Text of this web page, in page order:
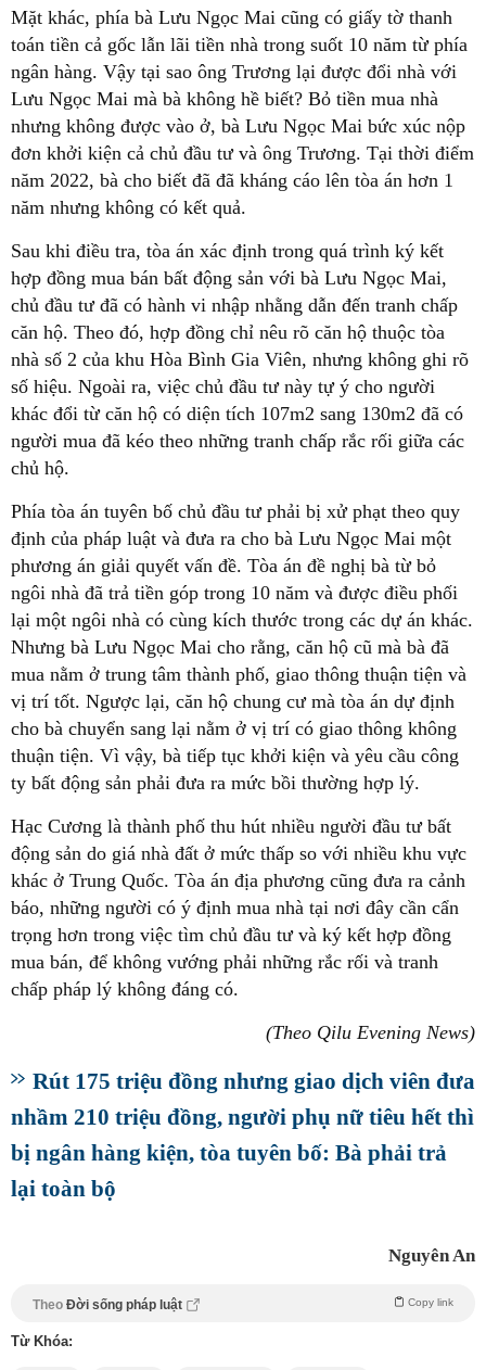
Mặt khác, phía bà Lưu Ngọc Mai cũng có giấy tờ thanh
toán tiền cả gốc lẫn lãi tiền nhà trong suốt 10 năm từ phía
ngân hàng. Vậy tại sao ông Trương lại được đổi nhà với
Lưu Ngọc Mai mà bà không hề biết? Bỏ tiền mua nhà
nhưng không được vào ở, bà Lưu Ngọc Mai bức xúc nộp
đơn khởi kiện cả chủ đầu tư và ông Trương. Tại thời điểm
năm 2022, bà cho biết đã đã kháng cáo lên tòa án hơn 1
năm nhưng không có kết quả.
Sau khi điều tra, tòa án xác định trong quá trình ký kết
hợp đồng mua bán bất động sản với bà Lưu Ngọc Mai,
chủ đầu tư đã có hành vi nhập nhằng dẫn đến tranh chấp
căn hộ. Theo đó, hợp đồng chỉ nêu rõ căn hộ thuộc tòa
nhà số 2 của khu Hòa Bình Gia Viên, nhưng không ghi rõ
số hiệu. Ngoài ra, việc chủ đầu tư này tự ý cho người
khác đổi từ căn hộ có diện tích 107m2 sang 130m2 đã có
người mua đã kéo theo những tranh chấp rắc rối giữa các
chủ hộ.
Phía tòa án tuyên bố chủ đầu tư phải bị xử phạt theo quy
định của pháp luật và đưa ra cho bà Lưu Ngọc Mai một
phương án giải quyết vấn đề. Tòa án đề nghị bà từ bỏ
ngôi nhà đã trả tiền góp trong 10 năm và được điều phối
lại một ngôi nhà có cùng kích thước trong các dự án khác.
Nhưng bà Lưu Ngọc Mai cho rằng, căn hộ cũ mà bà đã
mua nằm ở trung tâm thành phố, giao thông thuận tiện và
vị trí tốt. Ngược lại, căn hộ chung cư mà tòa án dự định
cho bà chuyển sang lại nằm ở vị trí có giao thông không
thuận tiện. Vì vậy, bà tiếp tục khởi kiện và yêu cầu công
ty bất động sản phải đưa ra mức bồi thường hợp lý.
Hạc Cương là thành phố thu hút nhiều người đầu tư bất
động sản do giá nhà đất ở mức thấp so với nhiều khu vực
khác ở Trung Quốc. Tòa án địa phương cũng đưa ra cảnh
báo, những người có ý định mua nhà tại nơi đây cần cẩn
trọng hơn trong việc tìm chủ đầu tư và ký kết hợp đồng
mua bán, để không vướng phải những rắc rối và tranh
chấp pháp lý không đáng có.
(Theo Qilu Evening News)
Rút 175 triệu đồng nhưng giao dịch viên đưa
nhầm 210 triệu đồng, người phụ nữ tiêu hết thì
bị ngân hàng kiện, tòa tuyên bố: Bà phải trả
lại toàn bộ
Nguyên An
Theo Đời sống pháp luật Copy link
Từ Khóa: